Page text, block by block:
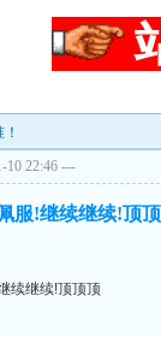
10 22:46 ---
服!继续继续!顶
续继续!顶顶顶